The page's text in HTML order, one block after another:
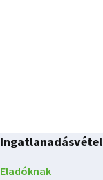
Ingatlanadásvétel
Eladóknak